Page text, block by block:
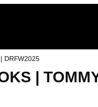
DRFW2025
|